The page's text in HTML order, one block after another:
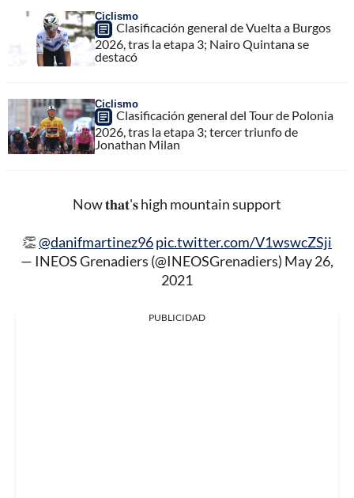
Ciclismo
Clasificación general de Vuelta a Burgos
2026, tras la etapa 3; Nairo Quintana se
destacó
Ciclismo
Clasificación general del Tour de Polonia
2026, tras la etapa 3; tercer triunfo de
Jonathan Milan
Now 𝐭𝐡𝐚𝐭'𝐬 high mountain support
👏@danifmartinez96pic.twitter.com/V1wswcZSji
— INEOS Grenadiers (@INEOSGrenadiers) May 26,
2021
PUBLICIDAD